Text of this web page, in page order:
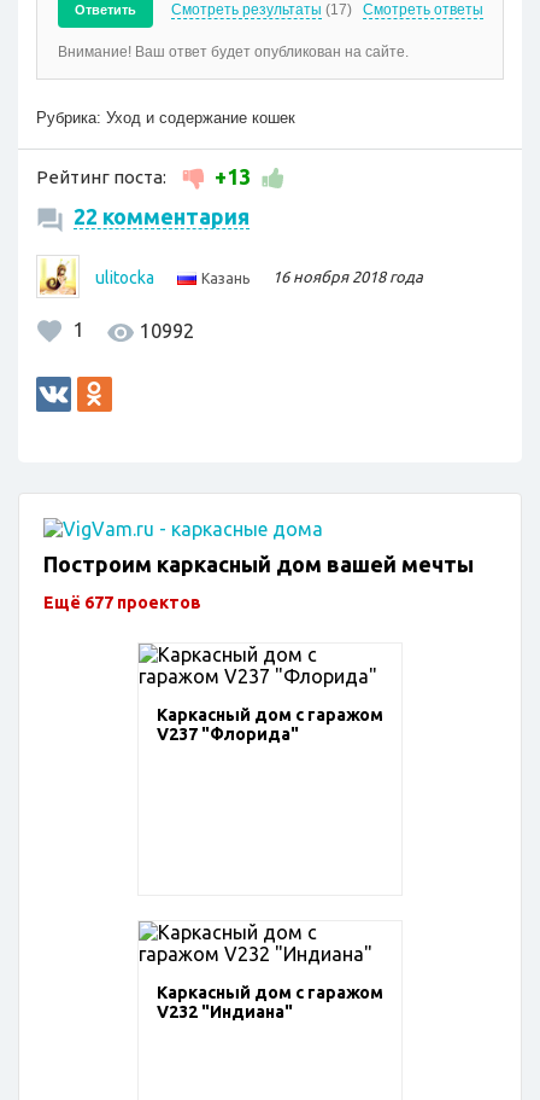
Смотреть результаты (17) Смотреть ответы
Внимание! Ваш ответ будет опубликован на сайте.
Рубрика: Уход и содержание кошек
Рейтинг поста:
+13
22 комментария
ulitocka Казань 16 ноября 2018 года
1 10992
Построим каркасный дом вашей мечты
Ещё 677 проектов
Каркасный дом с гаражом
V237 "Флорида"
Каркасный дом с гаражом
V232 "Индиана"